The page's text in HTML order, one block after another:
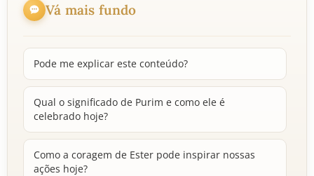
Vá mais fundo
Pode me explicar este conteúdo?
Qual o significado de Purim e como ele é
celebrado hoje?
Como a coragem de Ester pode inspirar nossas
ações hoje?